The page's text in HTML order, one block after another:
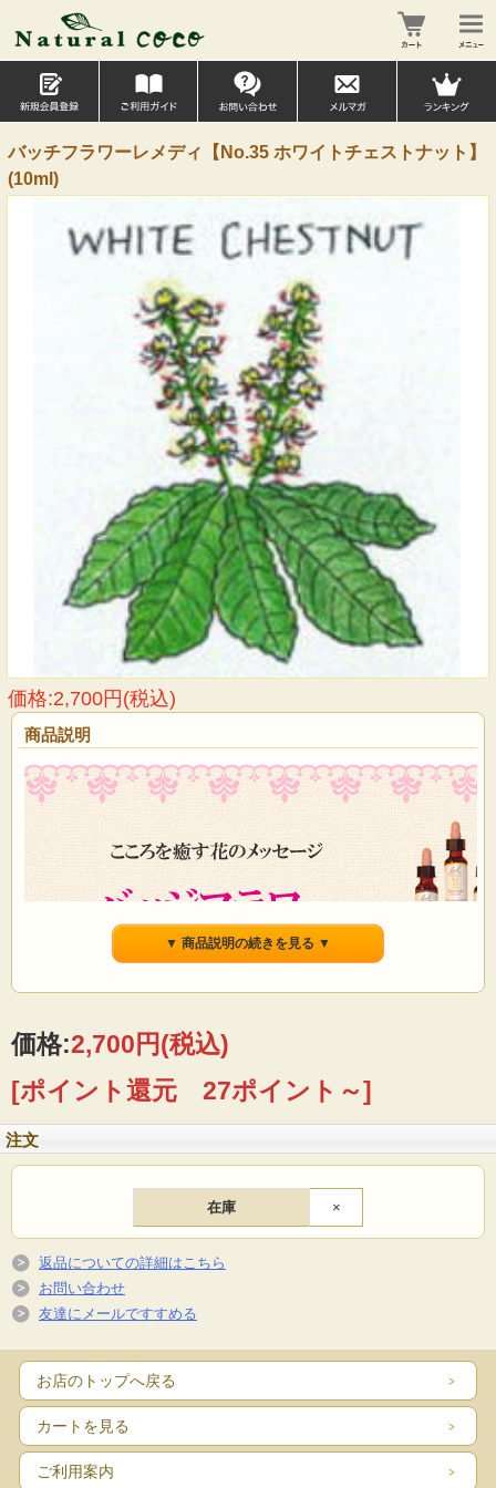
バッチフラワーレメディ【No.35 ホワイトチェストナット】
(10ml)
価格:2,700円(税込)
商品説明
▼ 商品説明の続きを見る ▼
価格:2,700円(税込)
[ポイント還元 27ポイント～]
注文
在庫 ×
返品についての詳細はこちら
お問い合わせ
友達にメールですすめる
お店のトップへ戻る
カートを見る
ご利用案内